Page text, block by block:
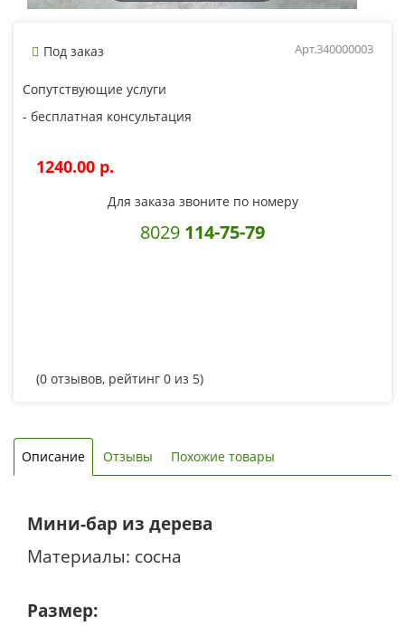
Под заказ Арт.340000003
Сопутствующие услуги
- бесплатная консультация
1240.00 p.
Для заказа звоните по номеру
8029 114-75-79
(0 отзывов, рейтинг 0 из 5)
Описание Отзывы Похожие товары
Мини-бар из дерева
Материалы: сосна
Размер: